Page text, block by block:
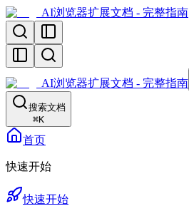
AI浏览器扩展文档 - 完整指南
AI浏览器扩展文档 - 完整指南
搜索文档
⌘K
首页
快速开始
快速开始